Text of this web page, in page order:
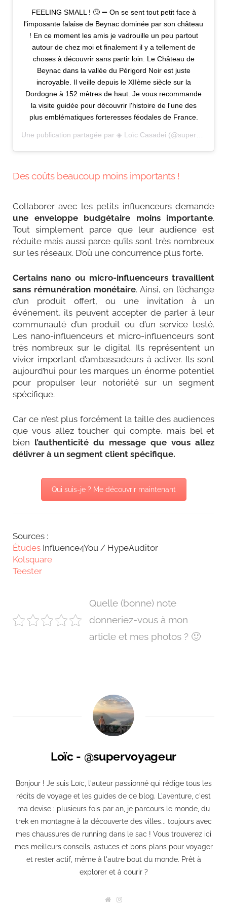
FEELING SMALL ! 🙄 ➖ On se sent tout petit face à
l'imposante falaise de Beynac dominée par son château
! En ce moment les amis je vadrouille un peu partout
autour de chez moi et finalement il y a tellement de
choses à découvrir sans partir loin. Le Château de
Beynac dans la vallée du Périgord Noir est juste
incroyable. Il veille depuis le XIIème siècle sur la
Dordogne à 152 mètres de haut. Je vous recommande
la visite guidée pour découvrir l'histoire de l'une des
plus emblématiques forteresses féodales de France.
Une publication partagée par ◈ Loïc Casadei (@supervoyageur) le
Des coûts beaucoup moins importants !
Collaborer avec les petits influenceurs demande
une enveloppe budgétaire moins importante.
Tout simplement parce que leur audience est
réduite mais aussi parce qu’ils sont très nombreux
sur les réseaux. D’où une concurrence plus forte.
Certains nano ou micro-influenceurs travaillent
sans rémunération monétaire. Ainsi, en l’échange
d’un produit offert, ou une invitation à un
événement, ils peuvent accepter de parler à leur
communauté d’un produit ou d’un service testé.
Les nano-influenceurs et micro-influenceurs sont
très nombreux sur le digital. Ils représentent un
vivier important d’ambassadeurs à activer. Ils sont
aujourd’hui pour les marques un énorme potentiel
pour propulser leur notoriété sur un segment
spécifique.
Car ce n’est plus forcément la taille des audiences
que vous allez toucher qui compte, mais bel et
bien l’authenticité du message que vous allez
délivrer à un segment client spécifique.
Qui suis-je ? Me découvrir maintenant
Sources :
Études Influence4You / HypeAuditor
Kolsquare
Teester
Quelle (bonne) note
donneriez-vous à mon
article et mes photos ? 🙂
Loïc - @supervoyageur
Bonjour ! Je suis Loïc, l'auteur passionné qui rédige tous les
récits de voyage et les guides de ce blog. L'aventure, c'est
ma devise : plusieurs fois par an, je parcours le monde, du
trek en montagne à la découverte des villes... toujours avec
mes chaussures de running dans le sac ! Vous trouverez ici
mes meilleurs conseils, astuces et bons plans pour voyager
et rester actif, même à l'autre bout du monde. Prêt à
explorer et à courir ?
W
I